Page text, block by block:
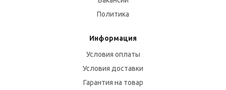
Политика
Информация
Условия оплаты
Условия доставки
Гарантия на товар